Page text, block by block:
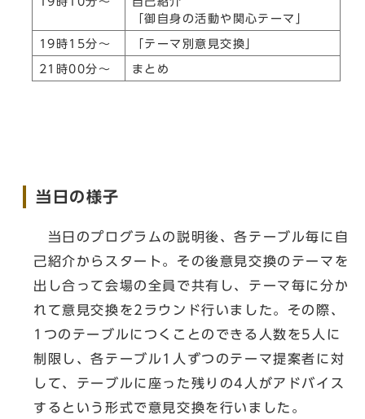
「御自身の活動や関心テーマ」
19時15分～ 「テーマ別意見交換」
21時00分～ まとめ
当日の様子
当日のプログラムの説明後、各テーブル毎に自
己紹介からスタート。その後意見交換のテーマを
出し合って会場の全員で共有し、テーマ毎に分か
れて意見交換を2ラウンド行いました。その際、
1つのテーブルにつくことのできる人数を5人に
制限し、各テーブル1人ずつのテーマ提案者に対
して、テーブルに座った残りの4人がアドバイス
するという形式で意見交換を行いました。